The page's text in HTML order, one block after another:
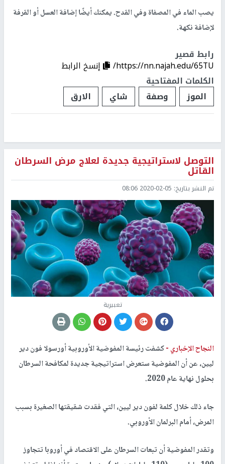
يصب الماء في المصفاة وفي القدح. يمكنك أيضًا إضافة العسل أو القرفة
لإضافة نكهة.
رابط قصير
https://nn.najah.edu/65TU/
إنسخ الرابط
الكلمات المفتاحية
الموز
وصفة شاي الارق
التوصل لاستراتيجية جديدة لعلاج مرض السرطان
القاتل
تم النشر بتاريخ: 2020-02-05 08:06
تعبيرية
النجاح الإخباري -كشفت رئيسة المفوضية الأوروبية أورسولا فون دير
ليين، عن أن المفوضية ستعرض استراتيجية جديدة لمكافحة السرطان
بحلول نهاية عام 2020.
جاء ذلك خلال كلمة لفون دير ليين، التي فقدت شقيقتها الصغيرة بسبب
المرض، أمام البرلمان الأوروبي.
وتقدر المفوضية أن تبعات السرطان على الاقتصاد في أوروبا تتجاوز